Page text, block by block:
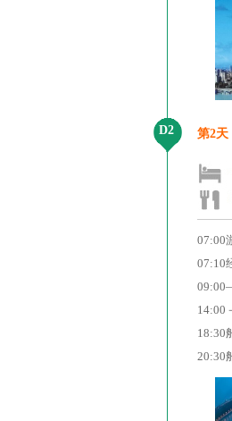
D2 第2天
07:00
07:10
14:00
18:30
20:30